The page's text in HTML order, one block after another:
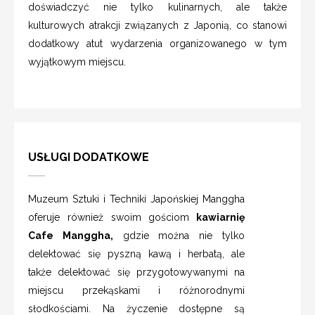
doświadczyć nie tylko kulinarnych, ale także
kulturowych atrakcji związanych z Japonią, co stanowi
dodatkowy atut wydarzenia organizowanego w tym
wyjątkowym miejscu.
USŁUGI DODATKOWE
Muzeum Sztuki i Techniki Japońskiej Manggha
oferuje również swoim gościom kawiarnię
Cafe Manggha, gdzie można nie tylko
delektować się pyszną kawą i herbatą, ale
także delektować się przygotowywanymi na
miejscu przekąskami i różnorodnymi
słodkościami. Na życzenie dostępne są